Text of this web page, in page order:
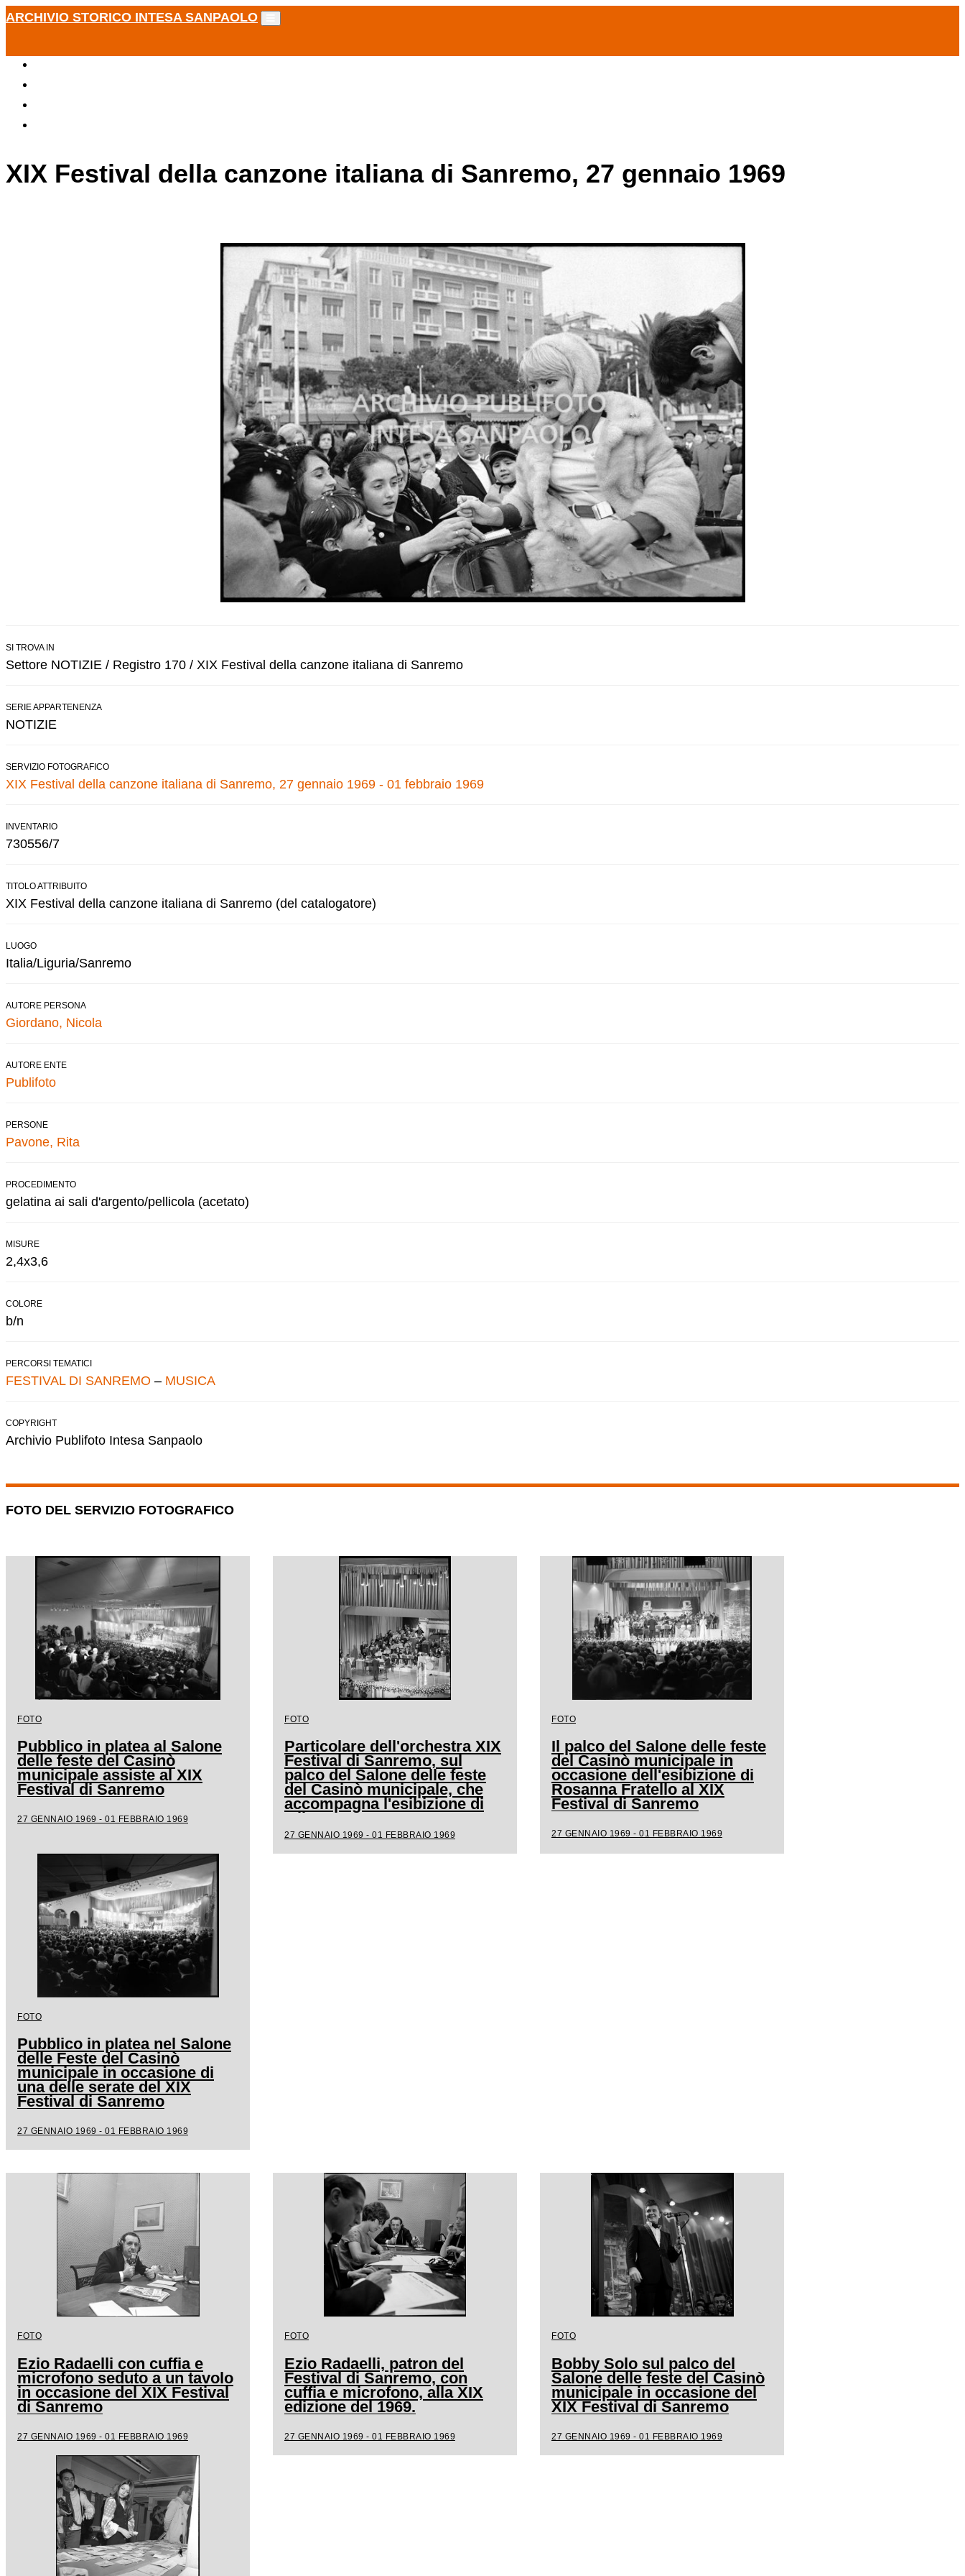
ARCHIVIO STORICO INTESA SANPAOLO
XIX Festival della canzone italiana di Sanremo, 27 gennaio 1969
SI TROVA IN
Settore NOTIZIE / Registro 170 / XIX Festival della canzone italiana di Sanremo
SERIE APPARTENENZA
NOTIZIE
SERVIZIO FOTOGRAFICO
XIX Festival della canzone italiana di Sanremo, 27 gennaio 1969 - 01 febbraio 1969
INVENTARIO
730556/7
TITOLO ATTRIBUITO
XIX Festival della canzone italiana di Sanremo (del catalogatore)
LUOGO
Italia/Liguria/Sanremo
AUTORE PERSONA
Giordano, Nicola
AUTORE ENTE
Publifoto
PERSONE
Pavone, Rita
PROCEDIMENTO
gelatina ai sali d'argento/pellicola (acetato)
MISURE
2,4x3,6
COLORE
b/n
PERCORSI TEMATICI
FESTIVAL DI SANREMO – MUSICA
COPYRIGHT
Archivio Publifoto Intesa Sanpaolo
FOTO DEL SERVIZIO FOTOGRAFICO
FOTO
Pubblico in platea al Salone
delle feste del Casinò
municipale assiste al XIX
Festival di Sanremo
27 GENNAIO 1969 - 01 FEBBRAIO 1969
FOTO
Particolare dell'orchestra XIX
Festival di Sanremo, sul
palco del Salone delle feste
del Casinò municipale, che
accompagna l'esibizione di
Milva
27 GENNAIO 1969 - 01 FEBBRAIO 1969
FOTO
Il palco del Salone delle feste
del Casinò municipale in
occasione dell'esibizione di
Rosanna Fratello al XIX
Festival di Sanremo
27 GENNAIO 1969 - 01 FEBBRAIO 1969
FOTO
Pubblico in platea nel Salone
delle Feste del Casinò
municipale in occasione di
una delle serate del XIX
Festival di Sanremo
27 GENNAIO 1969 - 01 FEBBRAIO 1969
FOTO
Ezio Radaelli con cuffia e
microfono seduto a un tavolo
in occasione del XIX Festival
di Sanremo
27 GENNAIO 1969 - 01 FEBBRAIO 1969
FOTO
Ezio Radaelli, patron del
Festival di Sanremo, con
cuffia e microfono, alla XIX
edizione del 1969.
27 GENNAIO 1969 - 01 FEBBRAIO 1969
FOTO
Bobby Solo sul palco del
Salone delle feste del Casinò
municipale in occasione del
XIX Festival di Sanremo
27 GENNAIO 1969 - 01 FEBBRAIO 1969